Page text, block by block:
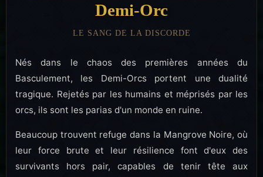
Demi-Orc
LE SANG DE LA DISCORDE
Nés dans le chaos des premières années du
Basculement, les Demi-Orcs portent une dualité
tragique. Rejetés par les humains et méprisés par les
orcs, ils sont les parias d'un monde en ruine.
Beaucoup trouvent refuge dans la Mangrove Noire, où
leur force brute et leur résilience font d'eux des
survivants hors pair, capables de tenir tête aux